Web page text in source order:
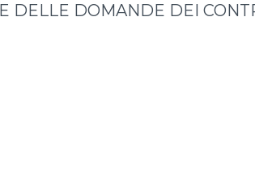
DELLE DOMANDE DEI